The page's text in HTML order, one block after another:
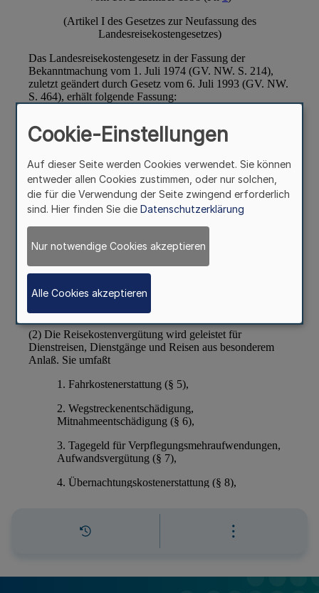
Cookie-Einstellungen
Auf dieser Seite werden Cookies verwendet. Sie können
entweder allen Cookies zustimmen, oder nur solchen,
die für die Verwendung der Seite zwingend erforderlich
sind. Hier finden Sie die Datenschutzerklärung
Nur notwendige Cookies akzeptieren
Alle Cookies akzeptieren